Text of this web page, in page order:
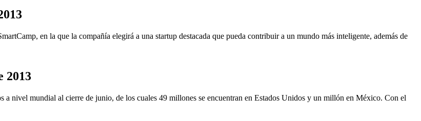
en la que la compañía elegirá a una startup destacada que pueda contribuir a un mundo más inteligente, además de
2013
a nivel mundial al cierre de junio, de los cuales 49 millones se encuentran en Estados Unidos y un millón en México. Con el